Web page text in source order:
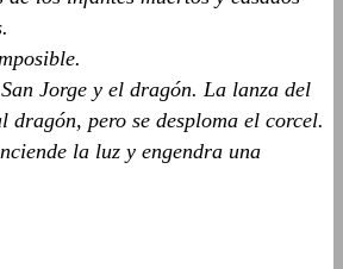
Jorge y el dragón. La lanza del
dragón, pero se desploma el corcel.
la luz y engendra una